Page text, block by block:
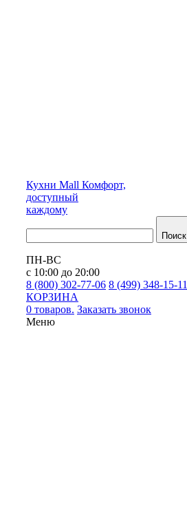
Кухни Mall Комфорт,
доступный
каждому
Поиск
ПН-ВС
с 10:00 до 20:00
8 (800) 302-77-06 8 (499) 348-15-11
КОРЗИНА
0 товаров. Заказать звонок
Меню